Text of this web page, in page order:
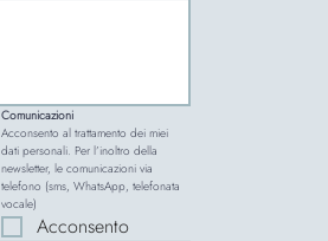
Comunicazioni
Acconsento al trattamento dei miei
dati personali. Per l’inoltro della
newsletter, le comunicazioni via
telefono (sms, WhatsApp, telefonata
vocale)
Acconsento